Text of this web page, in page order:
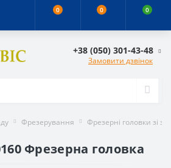
0 0 0
+38 (050) 301-43-48
Замовити дзвінок
Фрезерування Фрезерні головки зі
Фрезерна головка